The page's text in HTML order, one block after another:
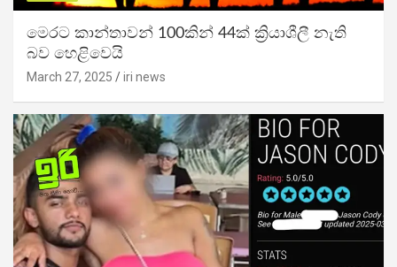
මෙරට කාන්තාවන් 100කින් 44ක් ක්‍රියාශීලී නැති
බව හෙළිවෙයි
March 27, 2025 iri news